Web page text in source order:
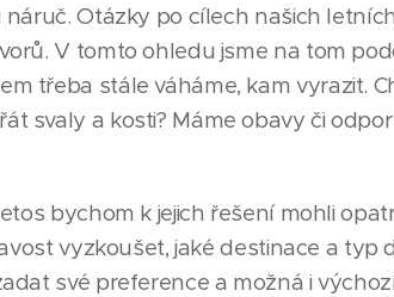
Otázky po cílech našich
V tomto ohledu jsme na tom
třeba stále váháme, kam vyrazit.
svaly a kosti? Máme obavy či
bychom k jejich řešení mohli
vyzkoušet, jaké destinace a typ
své preference a možná i